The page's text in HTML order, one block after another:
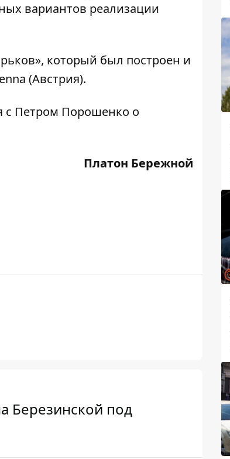
вариантов реализации
который был построен и
(Австрия).
с Петром Порошенко о
Платон Бережной
Березинской под